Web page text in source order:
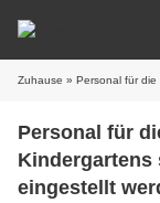
Zuhause » Personal für die neue
Personal für
Kindergartens
eingestellt